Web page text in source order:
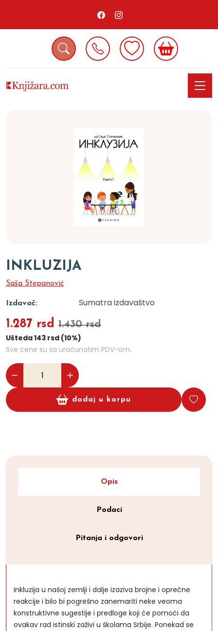
INKLUZIJA
Saša Stepanović
Izdavač: Sumatra izdavaštvo
1.287 rsd 1.430 rsd
Ušteda 143 rsd (10%)
Sve cene su sa uračunatim PDV-om.
dodaj u korpu
Opis
Podaci
Pitanja i odgovori
Inkluzija u našoj zemlji i dalje izaziva brojne i oprečne
reakcije i bilo bi pogrešno zanemariti neke veoma
konstruktivne sugestije i predloge koji će pomoći da
ovakav rad istinski zaživi u školama Srbije. Ponekad se